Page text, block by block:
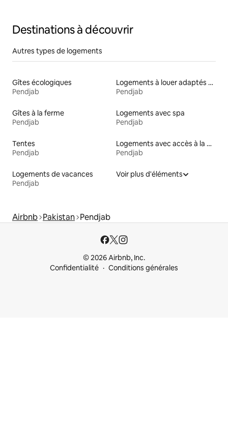
Destinations à découvrir
Autres types de logements
Gîtes écologiques
Pendjab
Logements à louer adaptés aux animaux
Pendjab
Gîtes à la ferme
Pendjab
Logements avec spa
Pendjab
Tentes
Pendjab
Logements avec accès à la plage
Pendjab
Logements de vacances
Pendjab
Voir plus d'éléments
Airbnb Pakistan Pendjab
© 2026 Airbnb, Inc.
Confidentialité
Conditions générales